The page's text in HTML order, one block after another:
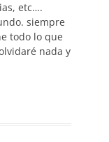
etc….
siempre
todo lo que
nada y